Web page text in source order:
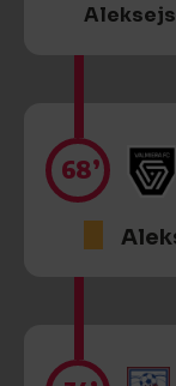
68’